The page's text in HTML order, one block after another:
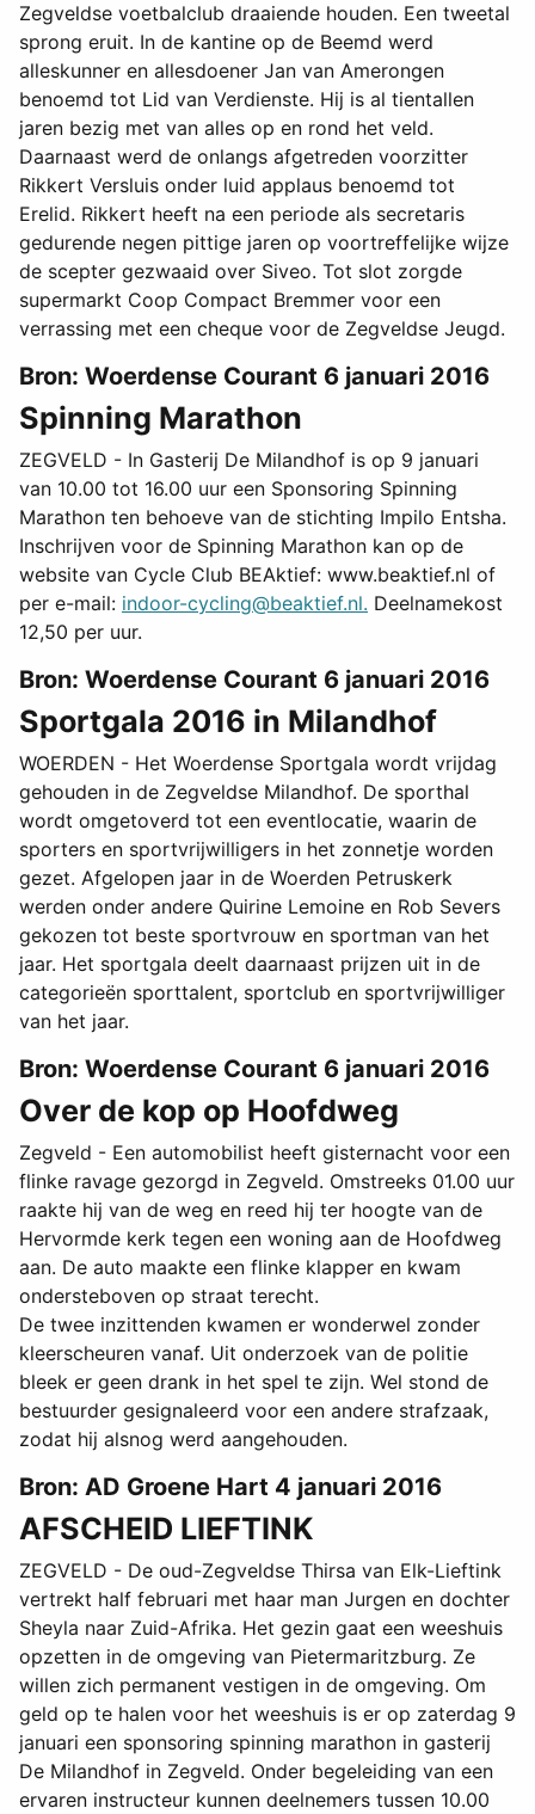
Zegveldse voetbalclub draaiende houden. Een tweetal
sprong eruit. In de kantine op de Beemd werd
alleskunner en allesdoener Jan van Amerongen
benoemd tot Lid van Verdienste. Hij is al tientallen
jaren bezig met van alles op en rond het veld.
Daarnaast werd de onlangs afgetreden voorzitter
Rikkert Versluis onder luid applaus benoemd tot
Erelid. Rikkert heeft na een periode als secretaris
gedurende negen pittige jaren op voortreffelijke wijze
de scepter gezwaaid over Siveo. Tot slot zorgde
supermarkt Coop Compact Bremmer voor een
verrassing met een cheque voor de Zegveldse Jeugd.
Bron: Woerdense Courant 6 januari 2016
Spinning Marathon
ZEGVELD - In Gasterij De Milandhof is op 9 januari
van 10.00 tot 16.00 uur een Sponsoring Spinning
Marathon ten behoeve van de stichting Impilo Entsha.
Inschrijven voor de Spinning Marathon kan op de
website van Cycle Club BEAktief: www.beaktief.nl of
per e-mail: indoor-cycling@beaktief.nl. Deelnamekost
12,50 per uur.
Bron: Woerdense Courant 6 januari 2016
Sportgala 2016 in Milandhof
WOERDEN - Het Woerdense Sportgala wordt vrijdag
gehouden in de Zegveldse Milandhof. De sporthal
wordt omgetoverd tot een eventlocatie, waarin de
sporters en sportvrijwilligers in het zonnetje worden
gezet. Afgelopen jaar in de Woerden Petruskerk
werden onder andere Quirine Lemoine en Rob Severs
gekozen tot beste sportvrouw en sportman van het
jaar. Het sportgala deelt daarnaast prijzen uit in de
categorieën sporttalent, sportclub en sportvrijwilliger
van het jaar.
Bron: Woerdense Courant 6 januari 2016
Over de kop op Hoofdweg
Zegveld - Een automobilist heeft gisternacht voor een
flinke ravage gezorgd in Zegveld. Omstreeks 01.00 uur
raakte hij van de weg en reed hij ter hoogte van de
Hervormde kerk tegen een woning aan de Hoofdweg
aan. De auto maakte een flinke klapper en kwam
ondersteboven op straat terecht.
De twee inzittenden kwamen er wonderwel zonder
kleerscheuren vanaf. Uit onderzoek van de politie
bleek er geen drank in het spel te zijn. Wel stond de
bestuurder gesignaleerd voor een andere strafzaak,
zodat hij alsnog werd aangehouden.
Bron: AD Groene Hart 4 januari 2016
AFSCHEID LIEFTINK
ZEGVELD - De oud-Zegveldse Thirsa van Elk-Lieftink
vertrekt half februari met haar man Jurgen en dochter
Sheyla naar Zuid-Afrika. Het gezin gaat een weeshuis
opzetten in de omgeving van Pietermaritzburg. Ze
willen zich permanent vestigen in de omgeving. Om
geld op te halen voor het weeshuis is er op zaterdag 9
januari een sponsoring spinning marathon in gasterij
De Milandhof in Zegveld. Onder begeleiding van een
ervaren instructeur kunnen deelnemers tussen 10.00